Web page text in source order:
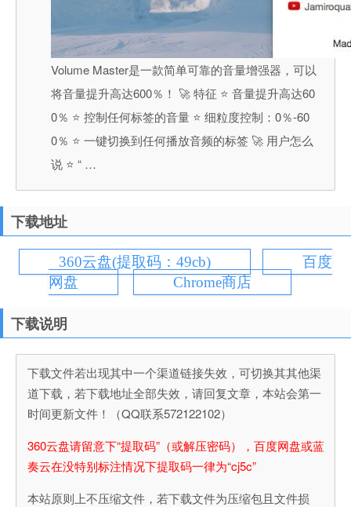
Volume Master是一款简单可靠的音量增强器，可以
将音量提升高达600％！ 🚀 特征 ⭐️ 音量提升高达60
0％ ⭐️ 控制任何标签的音量 ⭐️ 细粒度控制：0％-60
0％ ⭐️ 一键切换到任何播放音频的标签 🚀 用户怎么
说 ⭐️ “ …
下载地址
360云盘(提取码：49cb)
百度
网盘
Chrome商店
下载说明
下载文件若出现其中一个渠道链接失效，可切换其其他渠
道下载，若下载地址全部失效，请回复文章，本站会第一
时间更新文件！（QQ联系572122102）
360云盘请留意下“提取码”（或解压密码），百度网盘或蓝
奏云在没特别标注情况下提取码一律为“cj5c”
本站原则上不压缩文件，若下载文件为压缩包且文件损